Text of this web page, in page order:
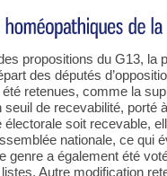
propositions du G13, la
des députés
retenues, comme la
seuil de recevabilité, porté
électorale soit recevable,
nationale, ce qui
genre a également été
Autre modification